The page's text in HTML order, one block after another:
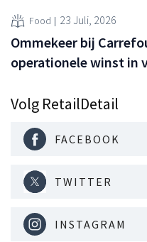
Food 23 Juli, 2026
Ommekeer bij
operationele winst in
Volg RetailDetail
FACEBOOK
TWITTER
INSTAGRAM